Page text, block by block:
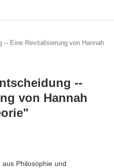
Eine Revitalisierung von Hannah
--
von Hannah
Philosophie und